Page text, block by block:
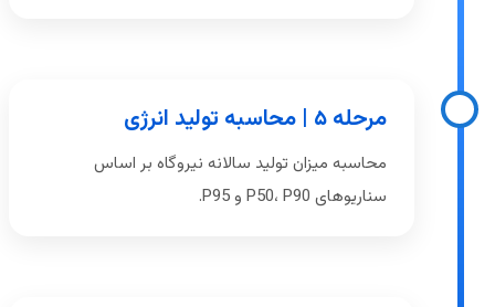
مرحله ۵ | محاسبه تولید انرژی
محاسبه میزان تولید سالانه نیروگاه بر اساس
سناریوهای P50، P90 و P95.